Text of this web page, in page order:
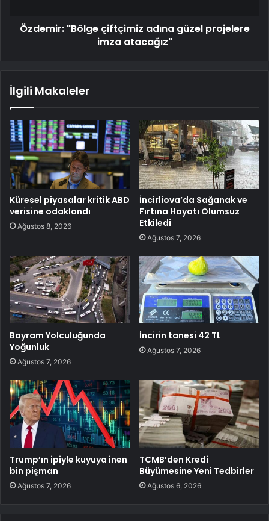
Özdemir: "Bölge çiftçimiz adına güzel projelere
imza atacağız"
İlgili Makaleler
Küresel piyasalar kritik ABD
verisine odaklandı
Ağustos 8, 2026
İncirliova’da Sağanak ve
Fırtına Hayatı Olumsuz
Etkiledi
Ağustos 7, 2026
Bayram Yolculuğunda
Yoğunluk
Ağustos 7, 2026
İncirin tanesi 42 TL
Ağustos 7, 2026
Trump’ın ipiyle kuyuya inen
bin pişman
Ağustos 7, 2026
TCMB’den Kredi
Büyümesine Yeni Tedbirler
Ağustos 6, 2026